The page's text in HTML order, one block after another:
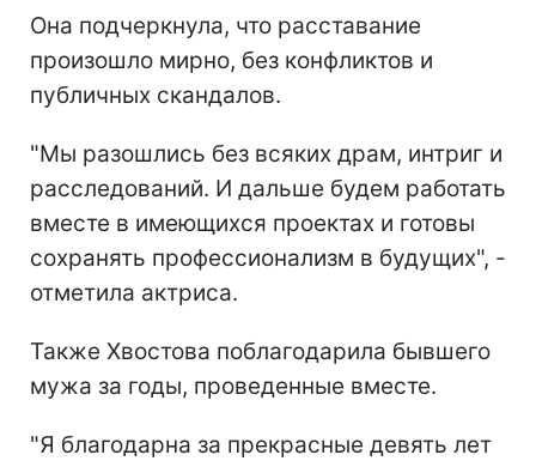
Она подчеркнула, что расставание
произошло мирно, без конфликтов и
публичных скандалов.
"Мы разошлись без всяких драм, интриг и
расследований. И дальше будем работать
вместе в имеющихся проектах и готовы
сохранять профессионализм в будущих", -
отметила актриса.
Также Хвостова поблагодарила бывшего
мужа за годы, проведенные вместе.
"Я благодарна за прекрасные девять лет